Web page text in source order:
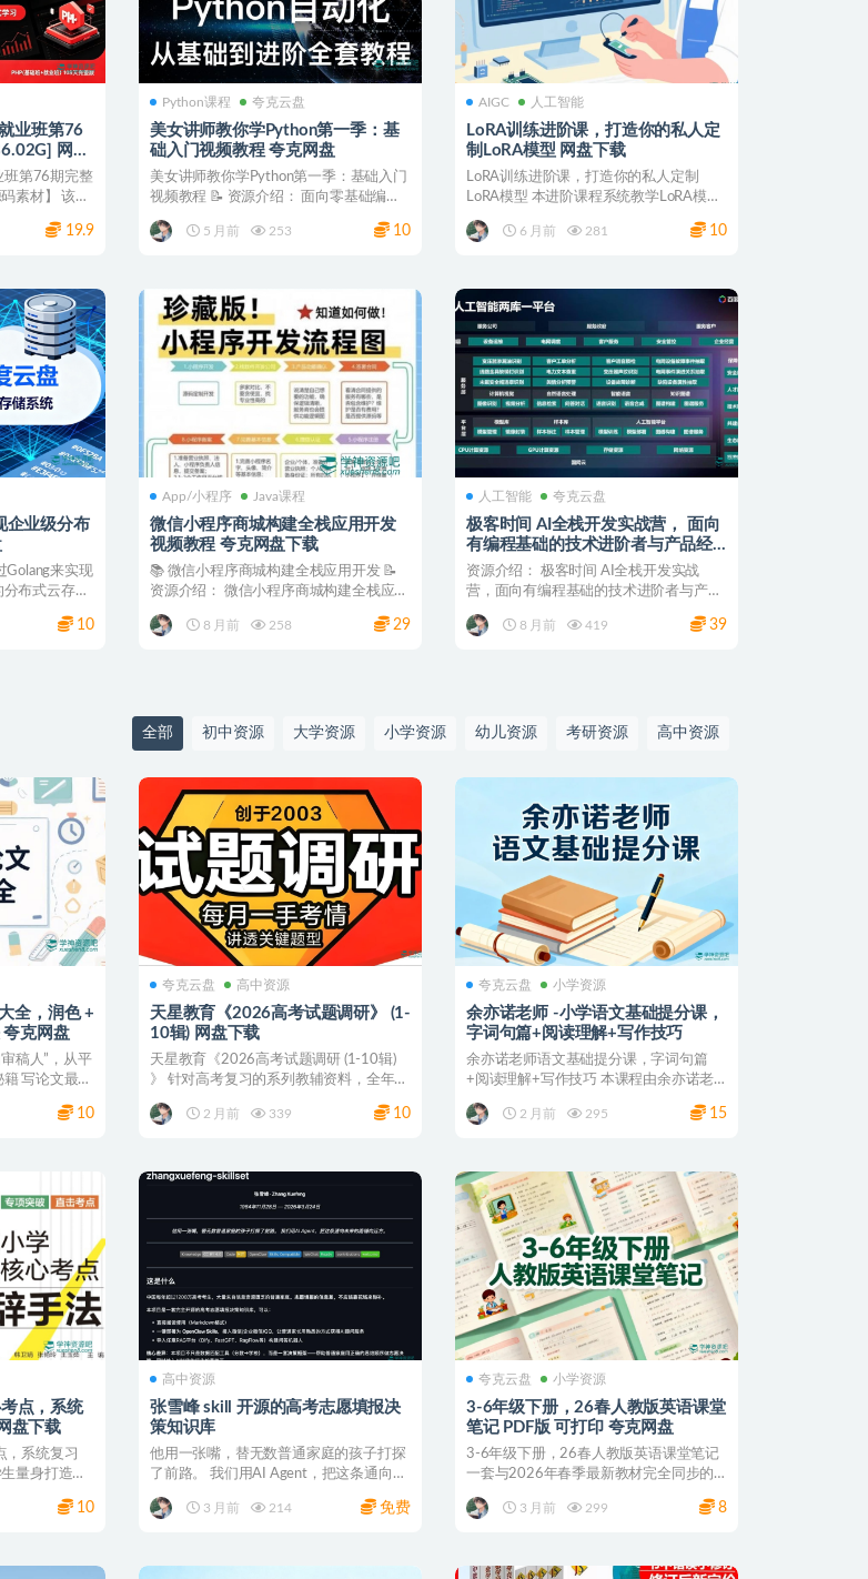
业班第76
网盘
班第76期完整
素材】 该教
19.9
Python课程 夸克云盘
美女讲师教你学Python第一季：基
础入门视频教程 夸克网盘
美女讲师教你学Python第一季：基础入门
视频教程 📝 资源介绍： 面向零基础编程
5 月前
253 10
AIGC 人工智能
LoRA训练进阶课，打造你的私人定
制LoRA模型 网盘下载
LoRA训练进阶课，打造你的私人定制
LoRA模型 本进阶课程系统教学LoRA模型
6 月前
281 10
企业级分布
Golang来实现
布式云存储
10
App/小程序 Java课程
微信小程序商城构建全栈应用开发
视频教程 夸克网盘下载
📚 微信小程序商城构建全栈应用开发 📝
资源介绍： 微信小程序商城构建全栈应用
8 月前
258 29
人工智能 夸克云盘
极客时间 AI全栈开发实战营， 面向
有编程基础的技术进阶者与产品经
理 夸克网盘
资源介绍： 极客时间 AI全栈开发实战
营，面向有编程基础的技术进阶者与产品
8 月前
419 39
全部 初中资源 大学资源 小学资源 幼儿资源 考研资源 高中资源
全，润色 +
夸克网盘
稿人”，从平
写论文最痛
10
夸克云盘 高中资源
天星教育《2026高考试题调研》 (1-
10辑) 网盘下载
天星教育《2026高考试题调研 (1-10辑)
》 针对高考复习的系列教辅资料，全年计
2 月前
339 10
夸克云盘 小学资源
余亦诺老师 -小学语文基础提分课，
字词句篇+阅读理解+写作技巧
余亦诺老师语文基础提分课，字词句篇
+阅读理解+写作技巧 本课程由余亦诺老
2 月前
295 15
点，系统
复习+高分技巧全攻略 网盘下载
，系统复习
量身打造，
10
高中资源
张雪峰 skill 开源的高考志愿填报决
策知识库
他用一张嘴，替无数普通家庭的孩子打探
了前路。 我们用AI Agent，把这条通向未
3 月前
214 免费
夸克云盘 小学资源
3-6年级下册，26春人教版英语课堂
笔记 PDF版 可打印 夸克网盘
3-6年级下册，26春人教版英语课堂笔记
一套与2026年春季最新教材完全同步的
3 月前
299 8